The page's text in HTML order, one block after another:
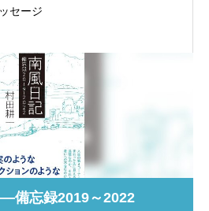
セージ
備忘録2019～2022